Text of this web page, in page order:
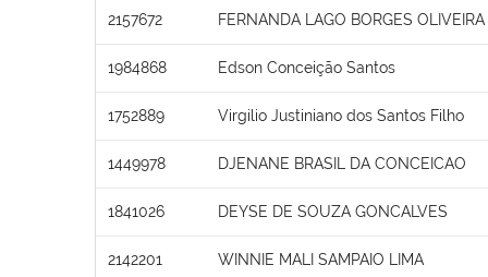
2157672 FERNANDA LAGO BORGES OLIVEIRA
1984868 Edson Conceição Santos
1752889 Virgilio Justiniano dos Santos Filho
1449978 DJENANE BRASIL DA CONCEICAO
1841026 DEYSE DE SOUZA GONCALVES
2142201 WINNIE MALI SAMPAIO LIMA